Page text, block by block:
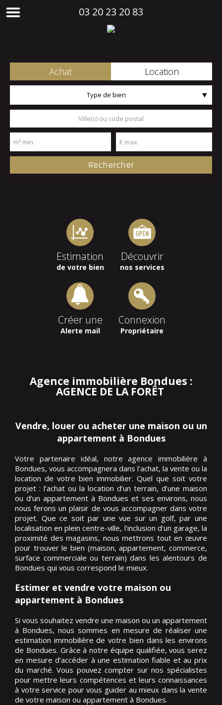
03 20 23 20 83
Achat Location
Type de bien
Estimation
de votre bien
Découvrir
nos services
Créer une
Alerte mail
Connexion
Propriétaire
Agence immobilière Bondues :
AGENCE DE LA FORÊT
Vendre, louer ou acheter une maison ou un
appartement à Bondues
Votre partenaire idéal, notre agence immobilière à
Bondues, vous accompagnera dans l'achat, la vente ou la
location de votre bien immobilier. Quel que soit votre
projet : l’achat ou la location d’un terrain, d’une maison
ou d’un appartement à Bondues et ses environs, nous
nous ferons un plaisir de vous accompagner dans votre
projet. Que ce soit par une vue sur un golf, par une
localisation en plein centre-ville, l'inclusion d'un garage, la
proximité des magasins, nous mettrons tout en œuvre
pour trouver le bien (maison, appartement, commerce,
surface commerciale ou terrain) dans les alentours de
Bondues qui vous correspond le mieux.
Estimer et vendre votre maison ou
appartement à Bondues
Si vous souhaitez vendre une maison ou un appartement
à Bondues, nous sommes en mesure de réaliser une
estimation immobilière de votre bien dans les environs
de Bondues. Grâce à notre équipe qualifiée, vous serez
en mesure d’accéder à une estimation fiable et au prix
du marché. Vous pouvez compter sur nos spécialistes
pour mettre leurs compétences et leurs connaissances
à votre service pour vous guider au mieux dans la vente
de votre maison ou appartement à Bondues.